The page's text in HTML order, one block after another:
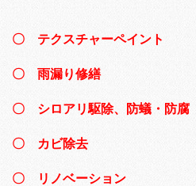
〇 テクスチャーペイント
〇 雨漏り修繕
〇 シロアリ駆除、防蟻・防腐
〇 カビ除去
〇 リノベーション